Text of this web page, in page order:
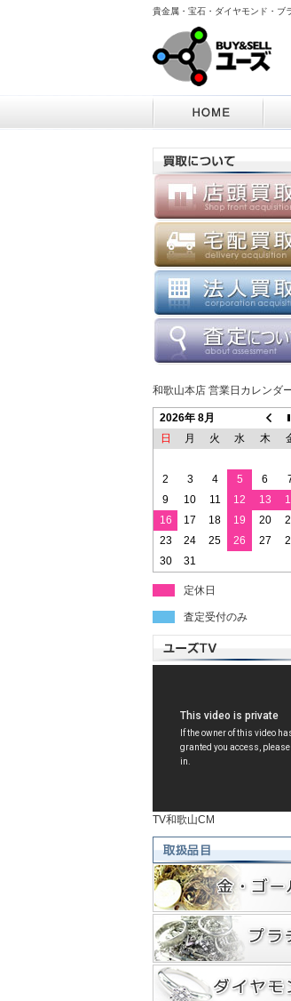
貴金属・宝石・ダイヤモンド・ブ
和歌山本店 営業日カレンダ
2026年 8月
日
月 火 水 木
2
3 4 5 6
9
10 11 12 13
16
17 18 19 20
23
24 25 26 27
30
31
定休日
査定受付のみ
TV和歌山CM